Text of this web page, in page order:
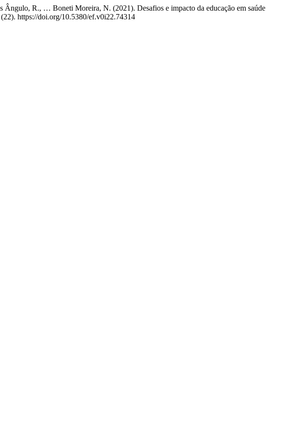
R., … Boneti Moreira, N. (2021). Desafios e impacto da educação em saúde
(22). https://doi.org/10.5380/ef.v0i22.74314